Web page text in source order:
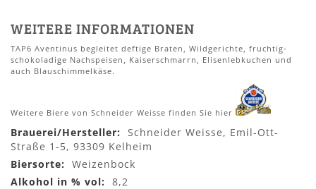
WEITERE INFORMATIONEN
TAP6 Aventinus begleitet deftige Braten, Wildgerichte, fruchtig-
schokoladige Nachspeisen, Kaiserschmarrn, Elisenlebkuchen und
auch Blauschimmelkäse.
Weitere Biere von Schneider Weisse finden Sie hier
Mehr
Informationen
Schneider Weisse, Emil-Ott-
Straße 1-5, 93309 Kelheim
Weizenbock
8,2